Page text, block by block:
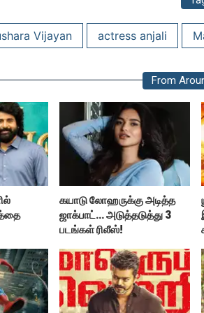
Vijayan actress anjali
From
கயாடு லோஹருக்கு அடித்த
ஜாக்பாட்... அடுத்தடுத்து 3
படங்கள் ரிலீஸ்!